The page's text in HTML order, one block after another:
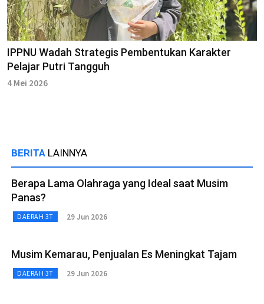
IPPNU Wadah Strategis Pembentukan Karakter
Pelajar Putri Tangguh
4 Mei 2026
BERITA LAINNYA
Berapa Lama Olahraga yang Ideal saat Musim
Panas?
DAERAH 3T 29 Jun 2026
Musim Kemarau, Penjualan Es Meningkat Tajam
DAERAH 3T 29 Jun 2026